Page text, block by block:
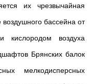
их чрезвычайная
воздушного бассейна от
кислородом воздуха
Брянских балок
мелкодисперсных